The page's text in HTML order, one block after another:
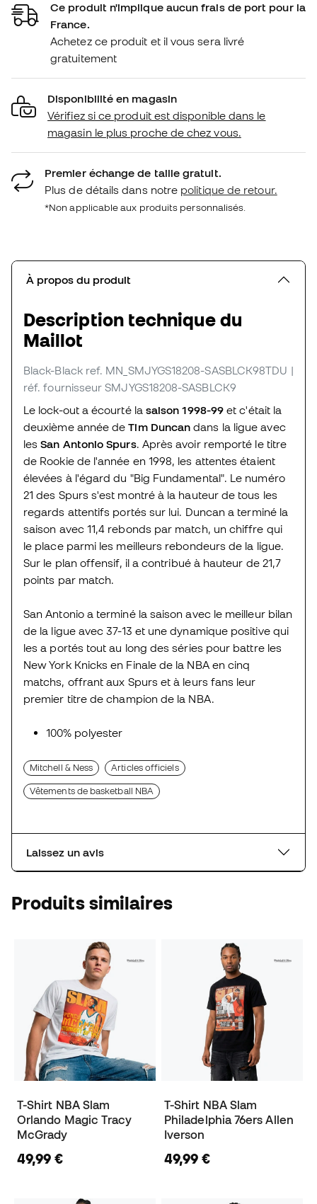
Ce produit n'implique aucun frais de port pour la
France.
Achetez ce produit et il vous sera livré
gratuitement
Disponibilité en magasin
Vérifiez si ce produit est disponible dans le
magasin le plus proche de chez vous.
Premier échange de taille gratuit.
Plus de détails dans notre politique de retour.
*Non applicable aux produits personnalisés.
À propos du produit
Description technique du
Maillot
Black-Black ref. MN_SMJYGS18208-SASBLCK98TDU |
réf. fournisseur SMJYGS18208-SASBLCK9
Le lock-out a écourté la saison 1998-99 et c'était la
deuxième année de Tim Duncan dans la ligue avec
lesSan Antonio Spurs. Après avoir remporté le titre
de Rookie de l'année en 1998, les attentes étaient
élevées à l'égard du "Big Fundamental". Le numéro
21 des Spurs s'est montré à la hauteur de tous les
regards attentifs portés sur lui. Duncan a terminé la
saison avec 11,4 rebonds par match, un chiffre qui
le place parmi les meilleurs rebondeurs de la ligue.
Sur le plan offensif, il a contribué à hauteur de 21,7
points par match.
San Antonio a terminé la saison avec le meilleur bilan
de la ligue avec 37-13 et une dynamique positive qui
les a portés tout au long des séries pour battre les
New York Knicks en Finale de la NBA en cinq
matchs, offrant aux Spurs et à leurs fans leur
premier titre de champion de la NBA.
100% polyester
Mitchell & Ness Articles officiels
Vêtements de basketball NBA
Laissez un avis
Produits similaires
T-Shirt NBA Slam
Orlando Magic Tracy
McGrady
49,99 €
T-Shirt NBA Slam
Philadelphia 76ers Allen
Iverson
49,99 €